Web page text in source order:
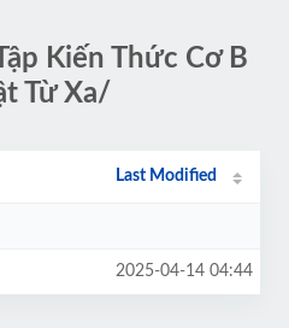
Kiến Thức Cơ B
Từ Xa/
Last Modified
2025-04-14 04:44